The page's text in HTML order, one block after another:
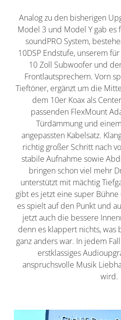
Analog zu den bisherigen
Model 3 und Model Y gab es
soundPRO System,
10DSP Endstufe, unserem
10 Zoll Subwoofer und
Frontlautsprechern. Vorn
Tieftöner, ergänzt um die
dem 10er Koax als
passenden FlexMount
Türdämmung und
angepassten Kabelsatz.
richtig großer Schritt nach
stabile Aufnahme sowie
bringen schon viel mehr
unterstützt mit mächtig
gibt es jetzt eine super
es spielt auf den Punkt und
jetzt auch die bessere
denn es klappert nichts,
ganz anders war. In jedem
erstklassiges
anspruchsvolle Musik
wird.